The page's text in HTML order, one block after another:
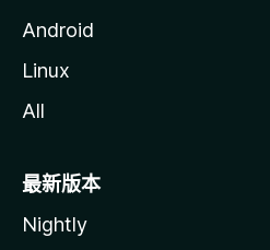
Android
Linux
All
最新版本
Nightly